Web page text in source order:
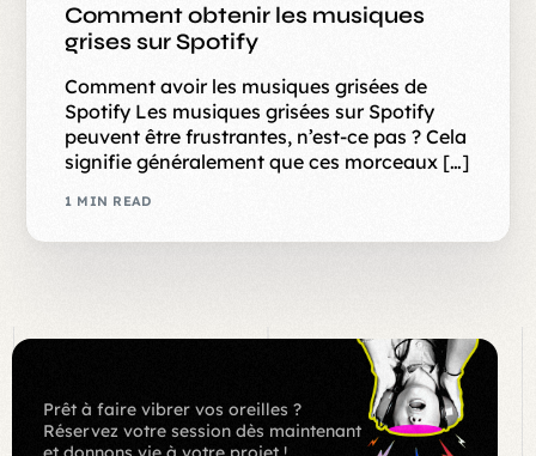
Comment obtenir les musiques
grises sur Spotify
Comment avoir les musiques grisées de
Spotify Les musiques grisées sur Spotify
peuvent être frustrantes, n’est-ce pas ? Cela
signifie généralement que ces morceaux […]
1 MIN READ
Prêt à faire vibrer vos oreilles ?
Réservez votre session dès maintenant